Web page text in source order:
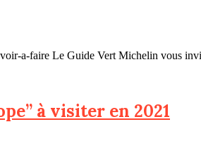
a-faire Le Guide Vert Michelin vous
à visiter en 2021